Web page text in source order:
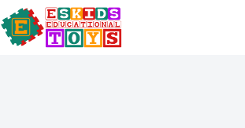
Skip
to
content